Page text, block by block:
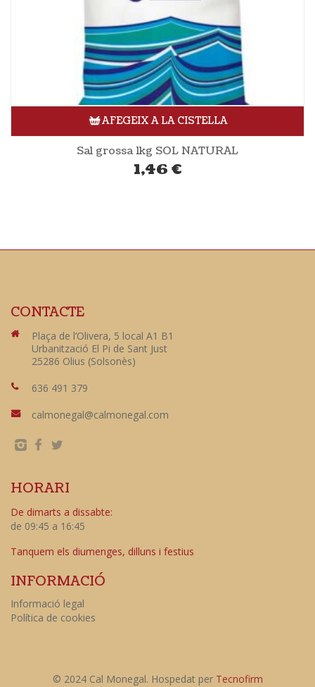
AFEGEIX A LA CISTELLA
Sal grossa 1kg SOL NATURAL
1,46 €
CONTACTE
Plaça de l’Olivera, 5 local A1 B1
Urbanització El Pi de Sant Just
25286 Olius (Solsonès)
636 491 379
calmonegal@calmonegal.com
HORARI
De dimarts a dissabte:
de 09:45 a 16:45
Tanquem els diumenges, dilluns i festius
INFORMACIÓ
Informació legal
Política de cookies
© 2024 Cal Monegal. Hospedat per Tecnofirm